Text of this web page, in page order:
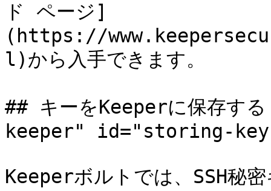
ド ページ]
(https://
l)から入手できます。
## キーをKeeperに保存
keeper" id="storing-
Keeperボルトでは、SSH秘